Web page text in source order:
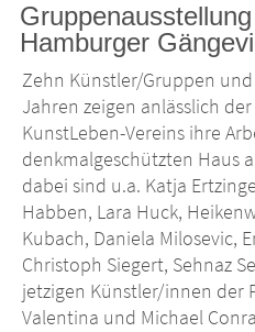
Hamburger
Zehn Künstler/Gruppen
Jahren zeigen anlässlich
KunstLeben-Vereins ihre
denkmalgeschützten Haus
dabei sind u.a. Katja
Habben, Lara Huck,
Kubach, Daniela Milosevic,
Christoph Siegert, Sehnaz
jetzigen Künstler/innen der
Valentina und Michael